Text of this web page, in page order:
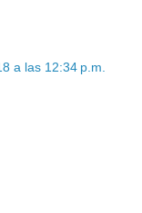
a las 12:34 p.m.